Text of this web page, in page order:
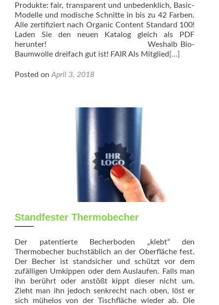
Produkte: fair, transparent und unbedenklich, Basic-
Modelle und modische Schnitte in bis zu 42 Farben.
Alle zertifiziert nach Organic Content Standard 100!
Laden Sie den neuen Katalog gleich als PDF
herunter! Weshalb Bio-
Baumwolle dreifach gut ist! FAIR Als Mitglied […]
Posted on April 3, 2018
Standfester Thermobecher
Der patentierte Becherboden „klebt“ den
Thermobecher buchstäblich an der Oberfläche fest.
Der Becher ist standsicher und schützt vor dem
zufälligen Umkippen oder dem Auslaufen. Falls man
ihn berührt oder anstößt kippt dieser nicht um.
Zieht man ihn jedoch senkrecht nach oben, löst er
sich mühelos von der Tischfläche wieder ab. Die